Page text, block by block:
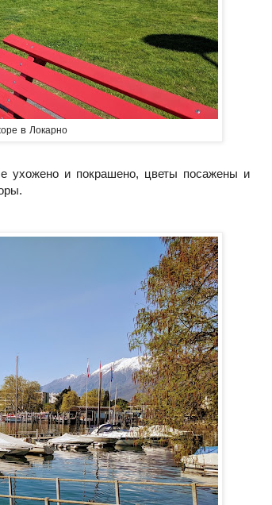
в Локарно
ухожено и покрашено, цветы посажены и